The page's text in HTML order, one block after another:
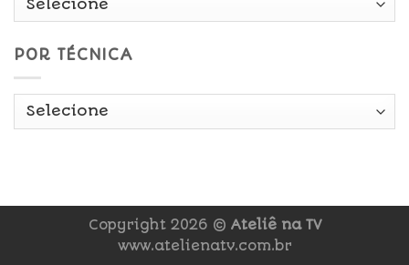
POR TÉCNICA
Copyright 2026 © Ateliê na TV
www.atelienatv.com.br